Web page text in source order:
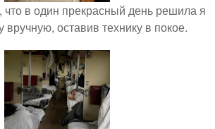
что в один прекрасный день решила я
вручную, оставив технику в покое.